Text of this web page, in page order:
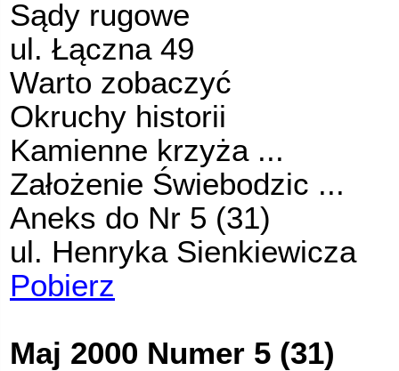
Sądy rugowe
ul. Łączna 49
Warto zobaczyć
Okruchy historii
Kamienne krzyża ...
Założenie Świebodzic ...
Aneks do Nr 5 (31)
ul. Henryka Sienkiewicza
Pobierz
Maj 2000 Numer 5 (31)